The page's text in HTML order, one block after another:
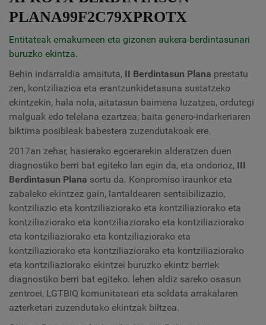
PLANA99F2C79XPROTX
Entitateak emakumeen eta gizonen aukera-berdintasunari
buruzko ekintza.
Behin indarraldia amaituta, II Berdintasun Plana prestatu
zen, kontziliazioa eta erantzunkidetasuna sustatzeko
ekintzekin, hala nola, aitatasun baimena luzatzea, ordutegi
malguak edo telelana ezartzea; baita genero-indarkeriaren
biktima posibleak babestera zuzendutakoak ere.
2017an zehar, hasierako egoerarekin alderatzen duen
diagnostiko berri bat egiteko lan egin da, eta ondorioz, III
Berdintasun Plana sortu da. Konpromiso iraunkor eta
zabaleko ekintzez gain, lantaldearen sentsibilizazio,
kontziliazio eta kontziliaziorako eta kontziliaziorako eta
kontziliaziorako eta kontziliaziorako eta kontziliaziorako
eta kontziliaziorako eta kontziliaziorako eta
kontziliaziorako eta kontziliaziorako eta kontziliaziorako
eta kontziliaziorako ekintzei buruzko ekintz berriek
diagnostiko berri bat egiteko. lehen aldiz sareko osasun
zentroei, LGTBIQ komunitateari eta soldata arrakalaren
azterketari zuzendutako ekintzak biltzea.